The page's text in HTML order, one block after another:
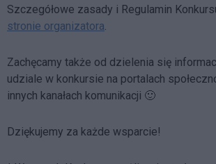
Szczegółowe zasady i Regulamin
stronie organizatora.
Zachęcamy także od dzielenia się
udziale w konkursie na portalach
innych kanałach komunikacji 🙂
Dziękujemy za każde wsparcie!